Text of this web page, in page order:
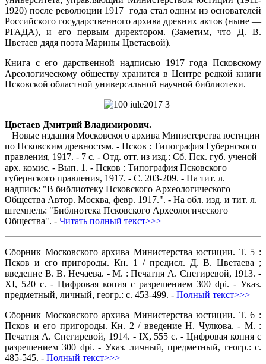
1920) после революции 1917 года стал одним из основателей
Российского государственного архива древних актов (ныне —
РГАДА), и его первым директором. (Заметим, что Д. В.
Цветаев дядя поэта Марины Цветаевой).
Книга с его дарственной надписью 1917 года Псковскому
Ареологическому обществу хранится в Центре редкой книги
Псковской областной универсальной научной библиотеки.
Цветаев Дмитрий Владимирович.
Новые издания Московского архива Министерства юстиции
по Псковским древностям. - Псков : Типография Губернского
правления, 1917. - 7 с. - Отд. отт. из изд.: Сб. Пск. губ. ученой
арх. комис. - Вып. 1. - Псков : Типография Псковского
губернского правления, 1917. - С. 203-209. - На тит. л.
надпись: "В библиотеку Псковского Археологического
Общества Автор. Москва, февр. 1917.". - На обл. изд. и тит. л.
штемпель: "Библиотека Псковского Археологического
Общества". - Читать полный текст>>>
Сборник Московского архива Министерства юстиции. Т. 5 :
Псков и его пригороды. Кн. 1 / предисл. Д. В. Цветаева ;
введение В. В. Нечаева. - М. : Печатня А. Снегиревой, 1913. -
XI, 520 с. - Цифровая копия с разрешением 300 dpi. - Указ.
предметный, личный, геогр.: с. 453-499. - Полный текст>>>
Сборник Московского архива Министерства юстиции. Т. 6 :
Псков и его пригороды. Кн. 2 / введение Н. Чулкова. - М. :
Печатня А. Снегиревой, 1914. - IX, 555 с. - Цифровая копия с
разрешением 300 dpi. - Указ. личный, предметный, геогр.: с.
485-545. - Полный текст>>>